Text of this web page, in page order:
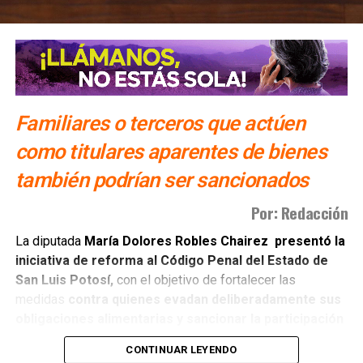
¿SLP debe reducir las jornadas laborales de 48 a 40
horas semanales?
Familiares o terceros que actúen
como titulares aparentes de bienes
también podrían ser sancionados
Por: Redacción
La diputada María Dolores Robles Chairez presentó la
iniciativa de reforma al Código Penal del Estado de
San Luis Potosí, con el objetivo de fortalecer las
medidas
contra quienes evadan deliberadamente sus
de terceras personasque colaboren para impedir su
cumplimiento.
CONTINUAR LEYENDO